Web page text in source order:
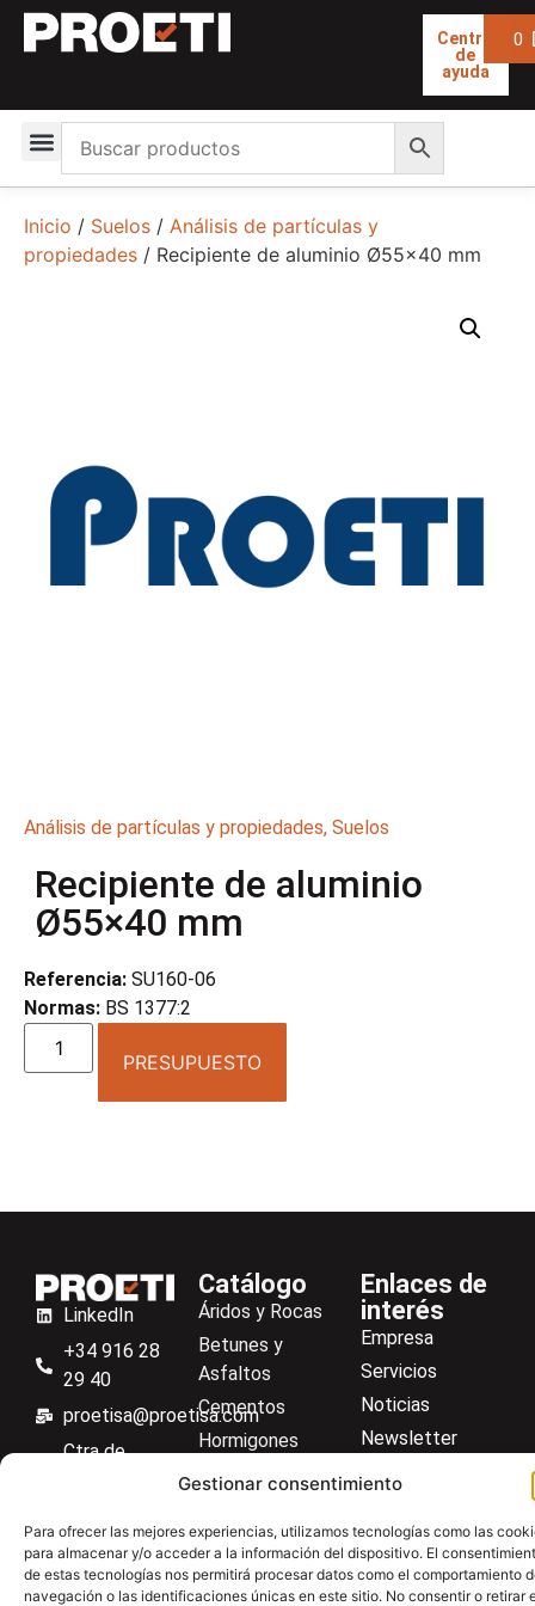
Gestionar consentimiento
Para ofrecer las mejores experiencias, utilizamos tecnologías como las
para almacenar y/o acceder a la información del dispositivo. El
de estas tecnologías nos permitirá procesar datos como el comportamiento
navegación o las identificaciones únicas en este sitio. No consentir o retirar
Centro
de
ayuda
0
Inicio / Suelos / Análisis de partículas y
propiedades / Recipiente de aluminio Ø55×40 mm
Análisis de partículas y propiedades, Suelos
Recipiente de aluminio
Ø55×40 mm
Referencia: SU160-06
Normas: BS 1377:2
PRESUPUESTO
LinkedIn
+34 916 28
29 40
proetisa@proetisa.com
Ctra de
M-106, Km
4,1, 28110
Algete,
Catálogo
Áridos y Rocas
Betunes y
Asfaltos
Cementos
Hormigones
Suelos
Aceros
Material general
Enlaces de
interés
Empresa
Servicios
Noticias
Newsletter
Descargas
Centro de ayuda